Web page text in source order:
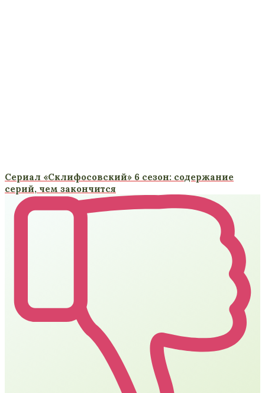
Сериал «Склифосовский» 6 сезон: содержание
серий, чем закончится